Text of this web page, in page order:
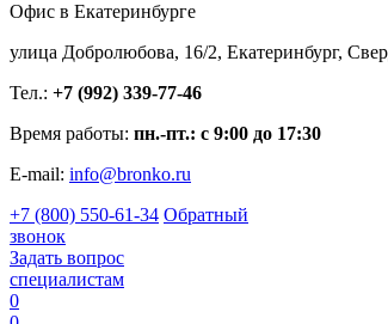
Офис в Екатеринбурге
улица Добролюбова, 16/2, Екатеринбург,
Тел.: +7 (992) 339-77-46
Время работы: пн.-пт.: с 9:00 до 17:30
E-mail: info@bronko.ru
+7 (800) 550-61-34 Обратный
звонок
Задать вопрос
специалистам
0